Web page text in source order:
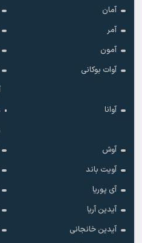
آمان
آمر
آمون
آوات بوکانی
آوانا
آوش
آویت باند
آی پوریا
آیدین آریا
آیدین خانجانی